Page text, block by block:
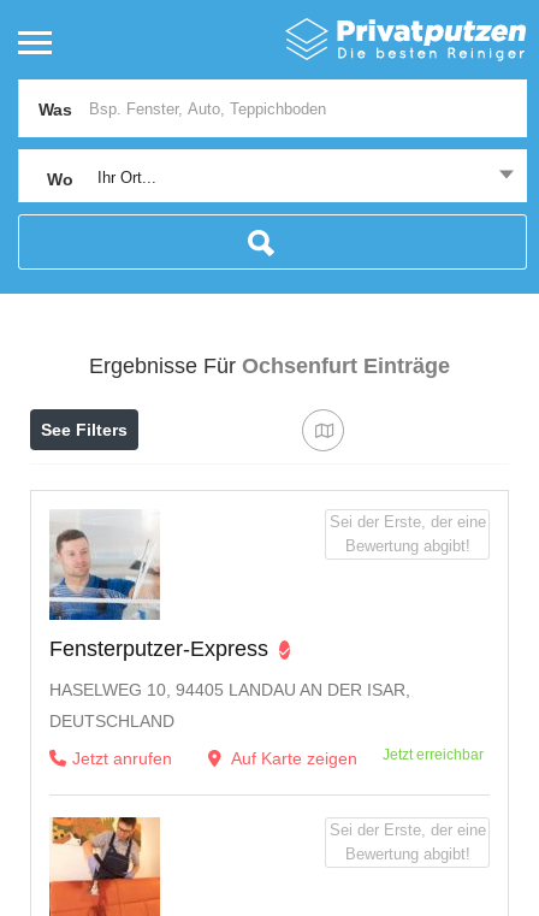
Was
Wo Ihr Ort...
Ergebnisse Für Ochsenfurt Einträge
See Filters
Fensterputzer-Express
HASELWEG 10, 94405 LANDAU AN DER ISAR,
DEUTSCHLAND
Jetzt anrufen
Auf Karte zeigen Jetzt erreichbar
Sei der Erste, der eine
Bewertung abgibt!
Sei der Erste, der eine
Bewertung abgibt!